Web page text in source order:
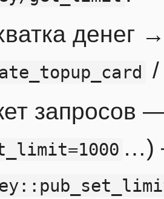
денег
запросов
…)